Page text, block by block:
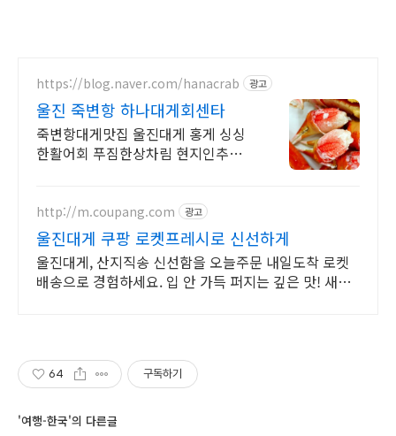
https://blog.naver.com/hanacrab 광고
울진 죽변항 하나대게회센타
죽변항대게맛집 울진대게 홍게 싱싱
한활어회 푸짐한상차림 현지인추천
http://m.coupang.com 광고
울진대게 쿠팡 로켓프레시로 신선하게
울진대게, 산지직송 신선함을 오늘주문 내일도착 로켓
배송으로 경험하세요. 입 안 가득 퍼지는 깊은 맛! 새우
64 구독하기
'여행-한국'의 다른글